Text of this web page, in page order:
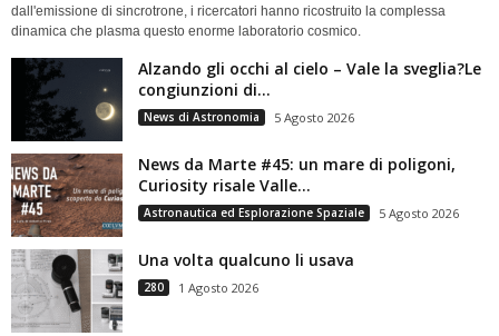
dall'emissione di sincrotrone, i ricercatori hanno ricostruito la complessa
dinamica che plasma questo enorme laboratorio cosmico.
Alzando gli occhi al cielo – Vale la sveglia?Le
congiunzioni di...
News di Astronomia 5 Agosto 2026
News da Marte #45: un mare di poligoni,
Curiosity risale Valle...
Astronautica ed Esplorazione Spaziale 5 Agosto 2026
Una volta qualcuno li usava
280 1 Agosto 2026